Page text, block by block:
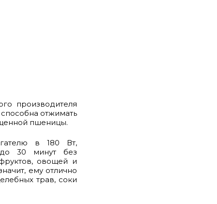
производителя
отжимать
пшеницы.
в 180 Вт,
до 30 минут без
овощей и
ему отлично
трав, соки